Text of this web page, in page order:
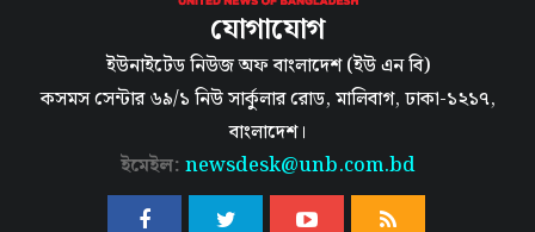
যোগাযোগ
ইউনাইটেড নিউজ অফ বাংলাদেশ (ইউ এন বি)
কসমস সেন্টার ৬৯/১ নিউ সার্কুলার রোড, মালিবাগ, ঢাকা-১২১৭,
বাংলাদেশ।
ইমেইল: newsdesk@unb.com.bd